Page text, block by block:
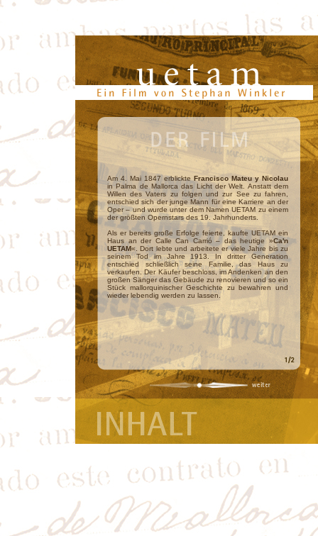
Am 4. Mai 1847 erblickte Francisco Mateu y Nicolau
in Palma de Mallorca das Licht der Welt. Anstatt dem
Willen des Vaters zu folgen und zur See zu fahren,
entschied sich der junge Mann für eine Karriere an der
Oper – und wurde unter dem Namen UETAM zu einem
der größten Opernstars des 19. Jahrhunderts.
Als er bereits große Erfolge feierte, kaufte UETAM ein
Haus an der Calle Can Carrió – das heutige »Ca'n
UETAM«. Dort lebte und arbeitete er viele Jahre bis zu
seinem Tod im Jahre 1913. In dritter Generation
entschied schließlich seine Familie, das Haus zu
verkaufen. Der Käufer beschloss, im Andenken an den
großen Sänger das Gebäude zu renovieren und so ein
Stück mallorquinischer Geschichte zu bewahren und
wieder lebendig werden zu lassen.